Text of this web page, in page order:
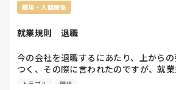
職場・人間関係
就業規則　退職
今の会社を退職するにあたり、上から
つく、その際に言われたのですが、就
実働6か月前とあるから、最低でも6か
トラブル 職場